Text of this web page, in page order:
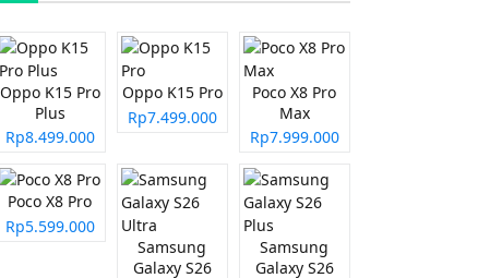
Oppo K15 Pro
Plus
Rp8.499.000
Oppo K15 Pro
Rp7.499.000
Poco X8 Pro
Max
Rp7.999.000
Poco X8 Pro
Rp5.599.000
Samsung
Galaxy S26
Samsung
Galaxy S26